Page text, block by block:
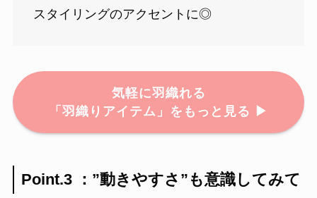
スタイリングのアクセントに◎
気軽に羽織れる
「羽織りアイテム」をもっと見る ▶
Point.3 ：”動きやすさ”も意識してみて